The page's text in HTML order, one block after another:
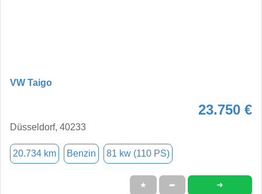
VW Taigo
23.750 €
Düsseldorf, 40233
20.734 km Benzin 81 kw (110 PS)
★ ➦ ➜